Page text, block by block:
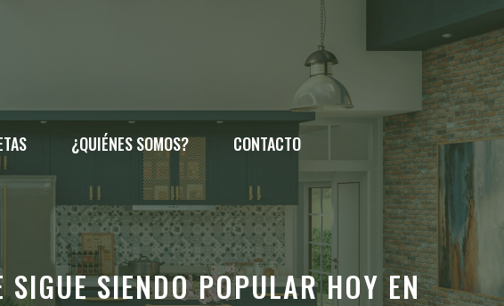
¿QUIÉNES SOMOS? CONTACTO
SIENDO POPULAR HOY EN